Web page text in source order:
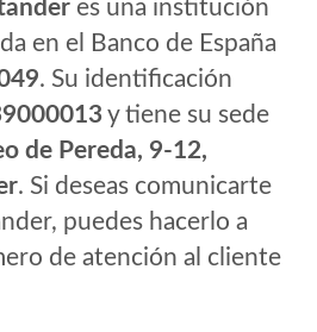
es una institución
en el Banco de España
. Su identificación
y tiene su sede
de Pereda, 9-12,
. Si deseas comunicarte
puedes hacerlo a
de atención al cliente